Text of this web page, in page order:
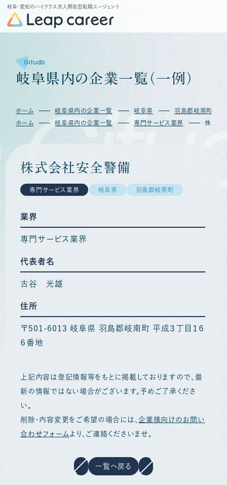
岐阜・愛知のハイクラス求人開拓型転職エージェント
Gifudb
岐阜県 内の企業一覧 （ 一例 ）
ホーム 岐阜県内の企業一覧 岐阜県
羽島郡岐南町
ホーム
岐阜県内の企業一覧 専門サービス業界 株式会
株式会社安全警備
専門サービス業界 岐阜県 羽島郡岐南町
業界
専門サービス業界
代表者名
古谷 光雄
住所
〒501-6013 岐阜県 羽島郡岐南町 平成３丁目１６
６番地
上記内容は登記情報等をもとに掲載しておりますので、最
新の情報ではない場合がございます。予めご了承くださ
い。
削除・内容変更をご希望の場合には、企業様向けのお問い
合わせフォーム より、ご連絡くださいませ。
一覧へ戻る